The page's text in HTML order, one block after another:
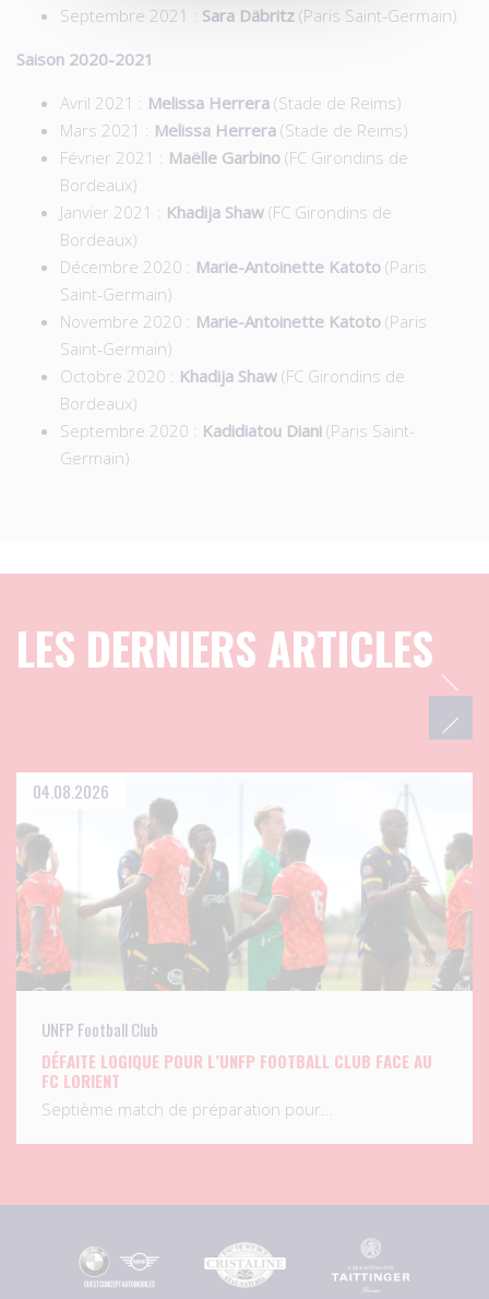
Septembre 2021 : Sara Däbritz (Paris Saint-Germain)
Saison 2020-2021
Avril 2021 : Melissa Herrera (Stade de Reims)
Mars 2021 : Melissa Herrera (Stade de Reims)
Février 2021 : Maëlle Garbino (FC Girondins de
Bordeaux)
Janvier 2021 : Khadija Shaw (FC Girondins de
Bordeaux)
Décembre 2020 : Marie-Antoinette Katoto (Paris
Saint-Germain)
Novembre 2020 : Marie-Antoinette Katoto (Paris
Saint-Germain)
Octobre 2020 : Khadija Shaw (FC Girondins de
Bordeaux)
Septembre 2020 : Kadidiatou Diani (Paris Saint-
Germain)
LES DERNIERS ARTICLES
04.08.2026
UNFP Football Club
DÉFAITE LOGIQUE POUR L’UNFP FOOTBALL CLUB FACE AU
FC LORIENT
Septième match de préparation pour…